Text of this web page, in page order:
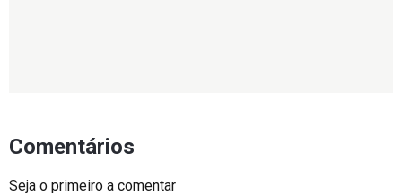
Comentários
Seja o primeiro a comentar